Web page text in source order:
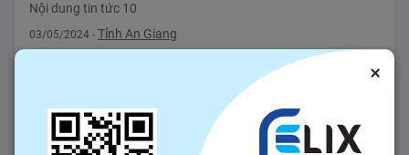
Nội dung tin tức 10
03/05/2024 - Tỉnh An Giang
Thủ tướng yêu cầu tăng xuất khẩu nông sản bằng
đường sắt qua Trung Quốc 1
Ngoài đường bộ, Thủ tướng yêu cầu các bộ, ngành có giải
×